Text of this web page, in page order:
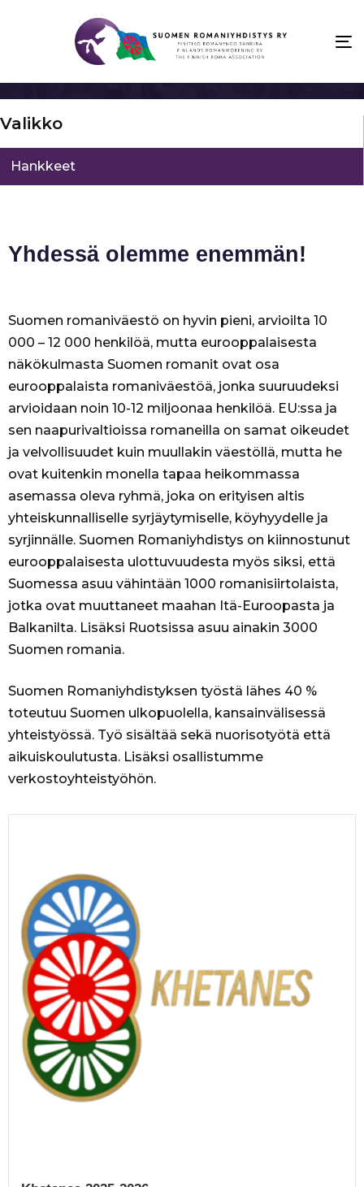
Valikko
Hankkeet
Yhdessä olemme enemmän!
Suomen romaniväestö on hyvin pieni, arvioilta 10
000 – 12 000 henkilöä, mutta eurooppalaisesta
näkökulmasta Suomen romanit ovat osa
eurooppalaista romaniväestöä, jonka suuruudeksi
arvioidaan noin 10-12 miljoonaa henkilöä. EU:ssa ja
sen naapurivaltioissa romaneilla on samat oikeudet
ja velvollisuudet kuin muullakin väestöllä, mutta he
ovat kuitenkin monella tapaa heikommassa
asemassa oleva ryhmä, joka on erityisen altis
yhteiskunnalliselle syrjäytymiselle, köyhyydelle ja
syrjinnälle. Suomen Romaniyhdistys on kiinnostunut
eurooppalaisesta ulottuvuudesta myös siksi, että
Suomessa asuu vähintään 1000 romanisiirtolaista,
jotka ovat muuttaneet maahan Itä-Euroopasta ja
Balkanilta. Lisäksi Ruotsissa asuu ainakin 3000
Suomen romania.
Suomen Romaniyhdistyksen työstä lähes 40 %
toteutuu Suomen ulkopuolella, kansainvälisessä
yhteistyössä. Työ sisältää sekä nuorisotyötä että
aikuiskoulutusta. Lisäksi osallistumme
verkostoyhteistyöhön.